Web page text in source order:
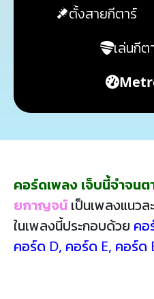
ตั้งสายกีตาร์
เล่นกีต
คอร์ดเพลง เจ็บนี้จำจนต
ยกาญจน์ เป็นเพลงแนว
ในเพลงนี้ประกอบด้วย คอ
คอร์ด D, คอร์ด E, คอร์ด